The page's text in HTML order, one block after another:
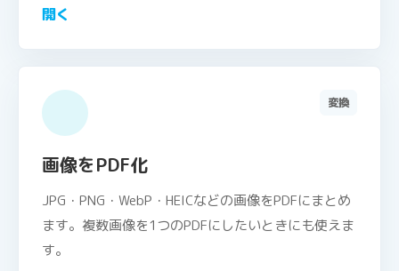
開く
変換
画像をPDF化
JPG・PNG・WebP・HEICなどの画像をPDFにまとめ
ます。複数画像を1つのPDFにしたいときにも使えま
す。